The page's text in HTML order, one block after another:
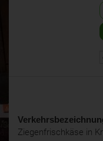
Ziegenfrischkäse in